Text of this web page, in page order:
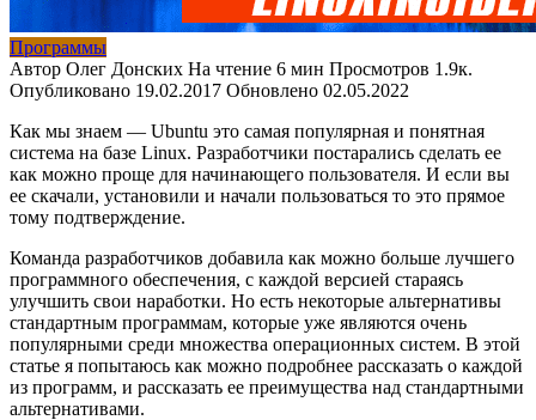
Программы
Автор Олег Донских На чтение 6 мин Просмотров 1.9к.
Опубликовано
Обновлено 02.05.2022
Как мы знаем — Ubuntu это самая популярная и понятная
система на базе Linux. Разработчики постарались сделать ее
как можно проще для начинающего пользователя. И если вы
ее скачали, установили и начали пользоваться то это прямое
тому подтверждение.
Команда разработчиков добавила как можно больше лучшего
программного обеспечения, с каждой версией стараясь
улучшить свои наработки. Но есть некоторые альтернативы
стандартным программам, которые уже являются очень
популярными среди множества операционных систем. В этой
статье я попытаюсь как можно подробнее рассказать о каждой
из программ, и рассказать ее преимущества над стандартными
альтернативами.